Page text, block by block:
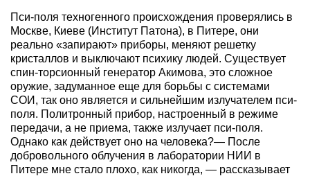
Пси-поля техногенного происхождения проверялись в
Москве, Киеве (Институт Патона), в Питере, они
реально «запирают» приборы, меняют решетку
кристаллов и выключают психику людей. Существует
спин-торсионный генератор Акимова, это сложное
оружие, задуманное еще для борьбы с системами
СОИ, так оно является и сильнейшим излучателем пси-
поля. Политронный прибор, настроенный в режиме
передачи, а не приема, также излучает пси-поля.
Однако как действует оно на человека?— После
добровольного облучения в лаборатории НИИ в
Питере мне стало плохо, как никогда, — рассказывает